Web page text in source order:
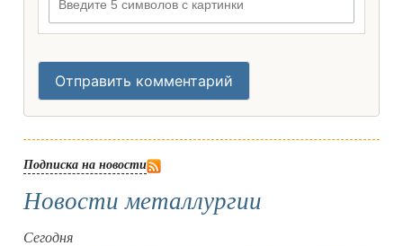
Отправить комментарий
Подписка на новости
Новости металлургии
Сегодня